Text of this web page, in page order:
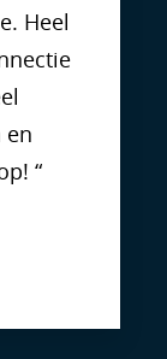
Heel
en
“